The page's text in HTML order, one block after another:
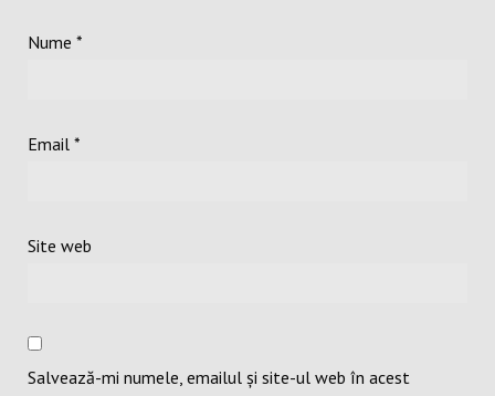
Nume *
Email *
Site web
Salvează-mi numele, emailul și site-ul web în acest